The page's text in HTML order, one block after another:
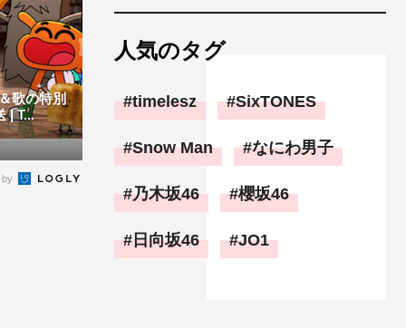
歌の特別
| T...
by
人気のタグ
timelesz SixTONES
Snow Man なにわ男子
乃木坂46 櫻坂46
日向坂46 JO1